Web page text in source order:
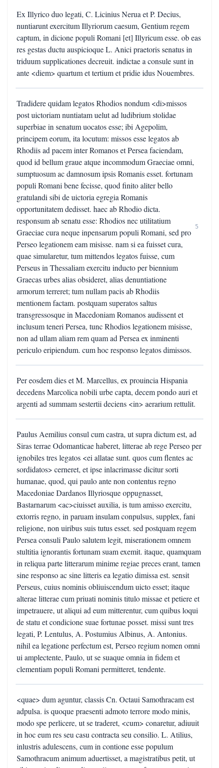
Ex Illyrico duo legati, C. Licinius Nerua et P. Decius,
nuntiarunt exercitum Illyriorum caesum, Gentium regem
captum, in dicione populi Romani [et] Illyricum esse. ob eas
res gestas ductu auspicioque L. Anici praetoris senatus in
triduum supplicationes decreuit. indictae a consule sunt in
ante <diem> quartum et tertium et pridie idus Nouembres.
Tradidere quidam legatos Rhodios nondum <di>missos
post uictoriam nuntiatam uelut ad ludibrium stolidae
superbiae in senatum uocatos esse; ibi Agepolim,
principem eorum, ita locutum: missos esse legatos ab
Rhodiis ad pacem inter Romanos et Persea faciendam,
quod id bellum graue atque incommodum Graeciae omni,
sumptuosum ac damnosum ipsis Romanis esset. fortunam
populi Romani bene fecisse, quod finito aliter bello
gratulandi sibi de uictoria egregia Romanis
opportunitatem dedisset. haec ab Rhodio dicta.
responsum ab senatu esse: Rhodios nec utilitatium
Graeciae cura neque inpensarum populi Romani, sed pro
Perseo legationem eam misisse. nam si ea fuisset cura,
quae simularetur, tum mittendos legatos fuisse, cum
Perseus in Thessaliam exercitu inducto per biennium
Graecas urbes alias obsideret, alias denuntiatione
armorum terreret; tum nullam pacis ab Rhodiis
mentionem factam. postquam superatos saltus
transgressosque in Macedoniam Romanos audissent et
inclusum teneri Persea, tunc Rhodios legationem misisse,
non ad ullam aliam rem quam ad Persea ex inminenti
periculo eripiendum. cum hoc responso legatos dimissos.
5
Per eosdem dies et M. Marcellus, ex prouincia Hispania
decedens Marcolica nobili urbe capta, decem pondo auri et
argenti ad summam sestertii deciens <in> aerarium rettulit.
Paulus Aemilius consul cum castra, ut supra dictum est, ad
Siras terrae Odomanticae haberet, litterae ab rege Perseo per
ignobiles tres legatos <ei allatae sunt. quos cum flentes ac
sordidatos> cerneret, et ipse inlacrimasse dicitur sorti
humanae, quod, qui paulo ante non contentus regno
Macedoniae Dardanos Illyriosque oppugnasset,
Bastarnarum <ac>ciuisset auxilia, is tum amisso exercitu,
extorris regno, in paruam insulam conpulsus, supplex, fani
religione, non uiribus suis tutus esset. sed postquam regem
Persea consuli Paulo salutem legit, miserationem omnem
stultitia ignorantis fortunam suam exemit. itaque, quamquam
in reliqua parte litterarum minime regiae preces erant, tamen
sine responso ac sine litteris ea legatio dimissa est. sensit
Perseus, cuius nominis obliuiscendum uicto esset; itaque
alterae litterae cum priuati nominis titulo missae et petiere et
impetrauere, ut aliqui ad eum mitterentur, cum quibus loqui
de statu et condicione suae fortunae posset. missi sunt tres
legati, P. Lentulus, A. Postumius Albinus, A. Antonius.
nihil ea legatione perfectum est, Perseo regium nomen omni
ui amplectente, Paulo, ut se suaque omnia in fidem et
clementiam populi Romani permitteret, tendente.
<quae> dum aguntur, classis Cn. Octaui Samothracam est
adpulsa. is quoque praesenti admoto terrore modo minis,
modo spe perlicere, ut se traderet, <cum> conaretur, adiuuit
in hoc eum res seu casu contracta seu consilio. L. Atilius,
inlustris adulescens, cum in contione esse populum
Samothracum animum aduertisset, a magistratibus petit, ut